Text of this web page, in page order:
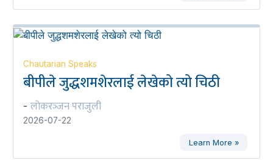
Chautarian Speaks
बीपीले जुद्धशमशेरलाई लेखेको त्यो चिठी
- लोकरञ्‍जन पराजुली
2026-07-22
Learn More »